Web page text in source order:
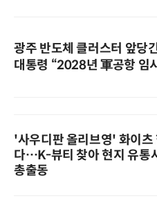
광주 반도체 클러스터 앞당
대통령 “2028년 軍공항 임
'사우디판 올리브영' 화이츠
다…K-뷰티 찾아 현지 유통
총출동